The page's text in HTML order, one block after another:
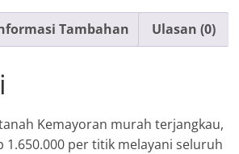
Tambahan Ulasan (0)
Kemayoran murah terjangkau,
1.650.000 per titik melayani seluruh